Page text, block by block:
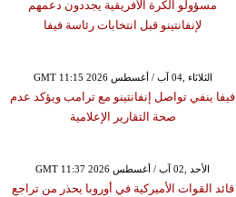
مسؤولو الكرة الأفريقية يجددون دعمهم
لإنفانتينو قبل انتخابات رئاسة فيفا
GMT 11:15 2026 الثلاثاء ,04 آب / أغسطس
فيفا ينفي تواصل إنفانتينو مع ترامب ويؤكد عدم
صحة التقارير الإعلامية
GMT 11:37 2026 الأحد ,02 آب / أغسطس
قائد القوات الأميركية في أوروبا يحذر من تراجع